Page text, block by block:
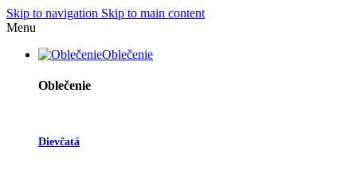
Skip to navigation Skip to main content
Menu
Oblečenie
Oblečenie
Dievčatá